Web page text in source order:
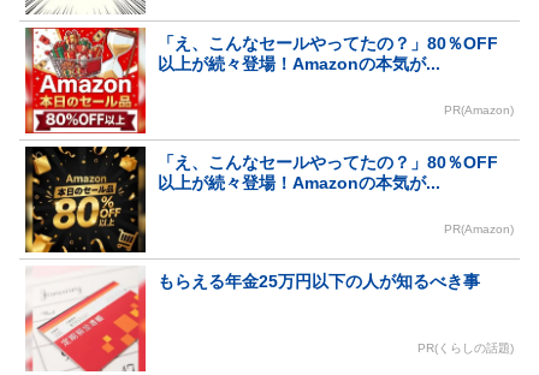
「え、こんなセールやってたの？」80％OFF
以上が続々登場！Amazonの本気が...
PR(Amazon)
「え、こんなセールやってたの？」80％OFF
以上が続々登場！Amazonの本気が...
PR(Amazon)
もらえる年金25万円以下の人が知るべき事
PR(くらしの話題)